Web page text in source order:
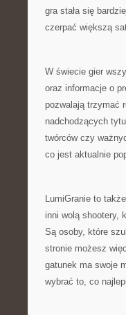
gra stała się
czerpać większą
W świecie gier
oraz informacje o
pozwalają trzymać
nadchodzących
twórców czy
co jest aktualnie
LumiGranie to
inni wolą shootery,
Są osoby, które
stronie możesz
gatunek ma swoje
wybrać to, co